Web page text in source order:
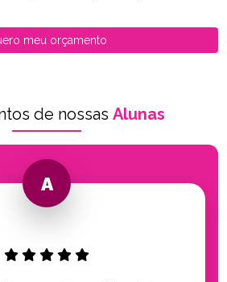
meu orçamento
de nossas Alunas